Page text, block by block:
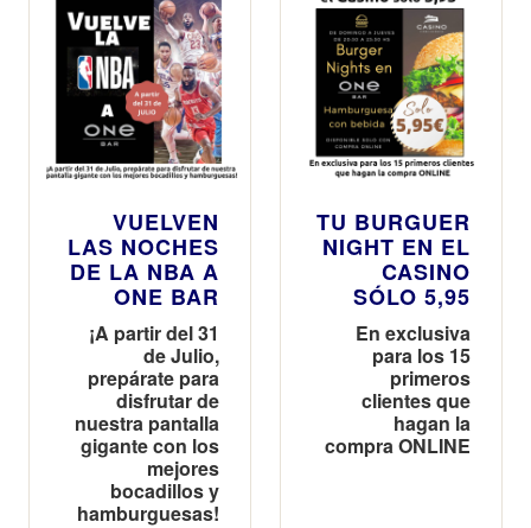
VUELVEN
LAS NOCHES
DE LA NBA A
ONE BAR
¡A partir del 31
de Julio,
prepárate para
disfrutar de
nuestra pantalla
gigante con los
mejores
bocadillos y
hamburguesas!
TU BURGUER
NIGHT EN EL
CASINO
SÓLO 5,95
En exclusiva
para los 15
primeros
clientes que
hagan la
compra ONLINE